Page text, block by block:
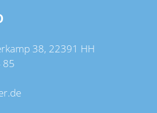
38, 22391 HH
85